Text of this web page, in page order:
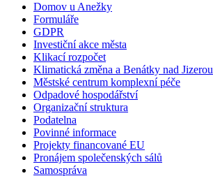
Domov u Anežky
Formuláře
GDPR
Investiční akce města
Klikací rozpočet
Klimatická změna a Benátky nad Jizerou
Městské centrum komplexní péče
Odpadové hospodářství
Organizační struktura
Podatelna
Povinné informace
Projekty financované EU
Pronájem společenských sálů
Samospráva